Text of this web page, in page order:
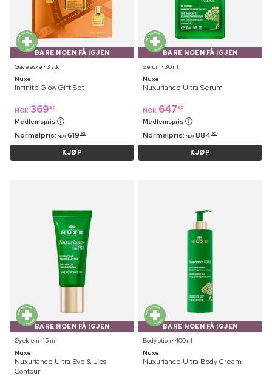
BARE NOEN FÅ IGJEN
Gaveeske ⋅ 3 stk
Nuxe
Infinite Glow Gift Set
NOK 369 95
Medlemspris
Normalpris: NOK 619 95
KJØP
BARE NOEN FÅ IGJEN
Serum ⋅ 30 ml
Nuxe
Nuxuriance Ultra Serum
NOK 647 95
Medlemspris
Normalpris: NOK 884 95
KJØP
BARE NOEN FÅ IGJEN
Øyekrem ⋅ 15 ml
Nuxe
Nuxuriance Ultra Eye & Lips
Contour
BARE NOEN FÅ IGJEN
Bodylotion ⋅ 400 ml
Nuxe
Nuxuriance Ultra Body Cream